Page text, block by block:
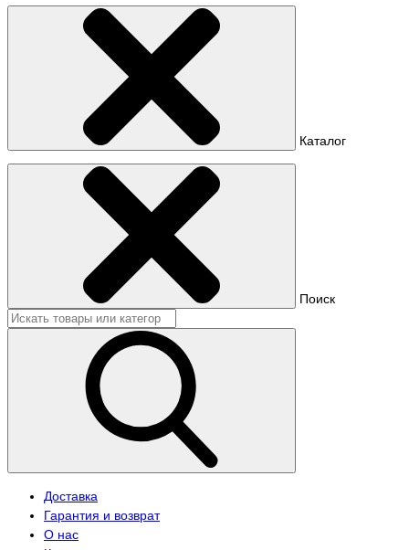
Каталог
Поиск
Доставка
Гарантия и возврат
О нас